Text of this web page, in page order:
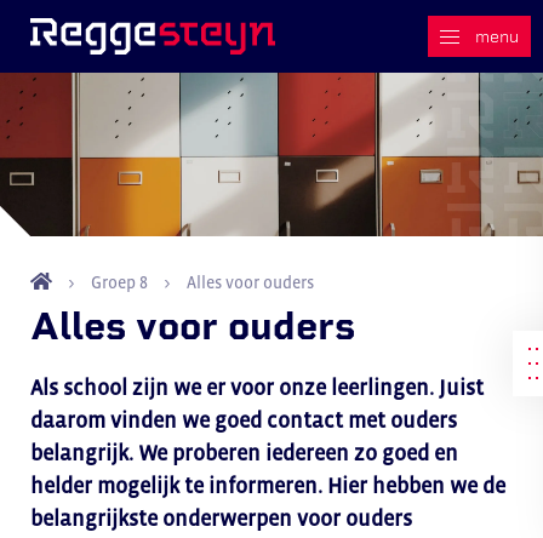
Groep 8 Alles voor ouders
Alles voor ouders
Als school zijn we er voor onze leerlingen. Juist
daarom vinden we goed contact met ouders
belangrijk. We proberen iedereen zo goed en
helder mogelijk te informeren. Hier hebben we de
belangrijkste onderwerpen voor ouders